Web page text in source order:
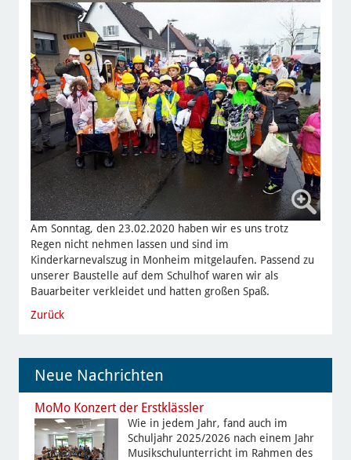
Am Sonntag, den 23.02.2020 haben wir es uns trotz
Regen nicht nehmen lassen und sind im
Kinderkarnevalszug in Monheim mitgelaufen. Passend zu
unserer Baustelle auf dem Schulhof waren wir als
Bauarbeiter verkleidet und hatten großen Spaß.
Zurück
Neue Nachrichten
MoMo Konzert der Erstklässler
Wie in jedem Jahr, fand auch im
Schuljahr 2025/2026 nach einem Jahr
Musikschulunterricht im Rahmen des